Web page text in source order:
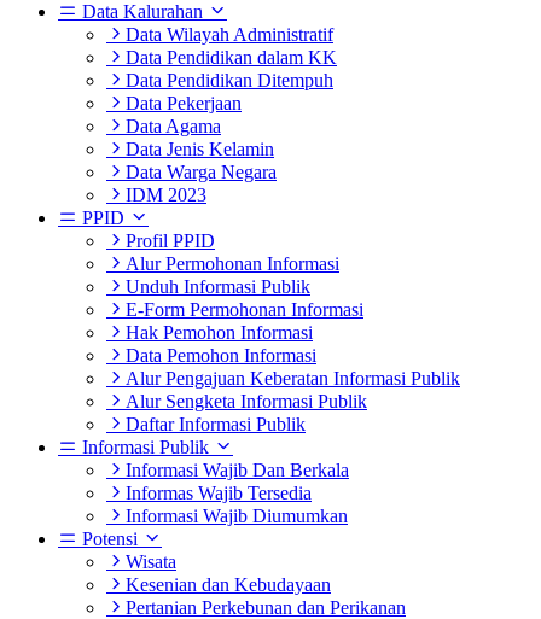
Data Kalurahan
Data Wilayah Administratif
Data Pendidikan dalam KK
Data Pendidikan Ditempuh
Data Pekerjaan
Data Agama
Data Jenis Kelamin
Data Warga Negara
IDM 2023
PPID
Profil PPID
Alur Permohonan Informasi
Unduh Informasi Publik
E-Form Permohonan Informasi
Hak Pemohon Informasi
Data Pemohon Informasi
Alur Pengajuan Keberatan Informasi Publik
Alur Sengketa Informasi Publik
Daftar Informasi Publik
Informasi Publik
Informasi Wajib Dan Berkala
Informas Wajib Tersedia
Informasi Wajib Diumumkan
Potensi
Wisata
Kesenian dan Kebudayaan
Pertanian Perkebunan dan Perikanan